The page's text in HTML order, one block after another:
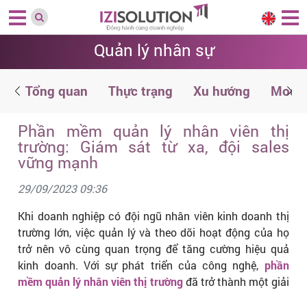
Quản lý nhân sự
Tổng quan Thực trạng Xu hướng
Phần mềm quản lý nhân viên thị
trường: Giám sát từ xa, đội sales
vững mạnh
29/09/2023 09:36
Khi doanh nghiệp có đội ngũ nhân viên kinh doanh thị
trường lớn, việc quản lý và theo dõi hoạt động của họ
trở nên vô cùng quan trọng để tăng cường hiệu quả
kinh doanh. Với sự phát triển của công nghệ, phần
mềm quản lý nhân viên thị trườngđã trở thành một giải